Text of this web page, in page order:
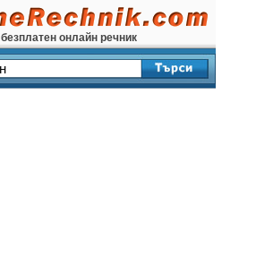
безплатен онлайн речник